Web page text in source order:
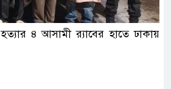
৪ আসামী র‌্যাবের হাতে ঢাকায়